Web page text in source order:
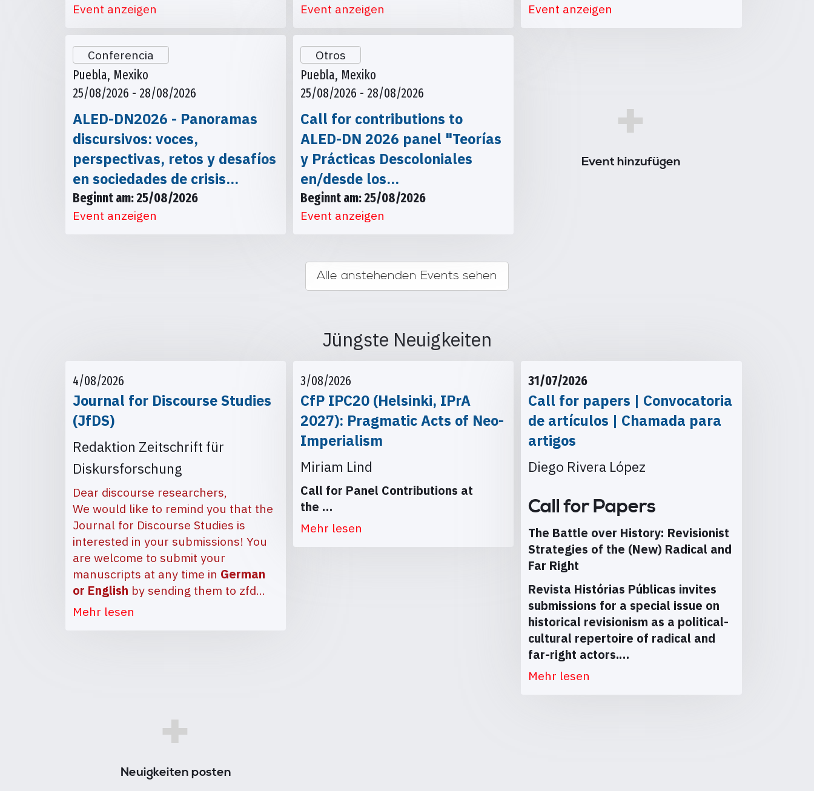
Event anzeigen Event anzeigen Event anzeigen
Conferencia
Puebla, Mexiko
25/08/2026 - 28/08/2026
ALED-DN2026 - Panoramas
discursivos: voces,
perspectivas, retos y desafíos
en sociedades de crisis…
Beginnt am: 25/08/2026
Event anzeigen
Otros
Puebla, Mexiko
25/08/2026 - 28/08/2026
Call for contributions to
ALED-DN 2026 panel "Teorías
y Prácticas Descoloniales
en/desde los…
Beginnt am: 25/08/2026
Event anzeigen
+
Event hinzufügen
Alle anstehenden Events sehen
Jüngste Neuigkeiten
4/08/2026
Journal for Discourse Studies
(JfDS)
Redaktion Zeitschrift für
Diskursforschung
Dear discourse researchers,
We would like to remind you that the
Journal for Discourse Studies is
interested in your submissions! You
are welcome to submit your
manuscripts at any time in German
or English by sending them to zfd…
Mehr lesen
3/08/2026
CfP IPC20 (Helsinki, IPrA
2027): Pragmatic Acts of Neo-
Imperialism
Miriam Lind
Call for Panel Contributions at
the …
Mehr lesen
31/07/2026
Call for papers | Convocatoria
de artículos | Chamada para
artigos
Diego Rivera López
Call for Papers
The Battle over History: Revisionist
Strategies of the (New) Radical and
Far Right
Revista Histórias Públicas invites
submissions for a special issue on
historical revisionism as a political-
cultural repertoire of radical and
far-right actors.…
Mehr lesen
+
Neuigkeiten posten